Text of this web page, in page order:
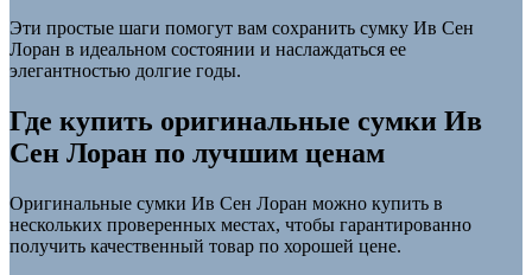
Эти простые шаги помогут вам сохранить сумку Ив Сен
Лоран в идеальном состоянии и наслаждаться ее
элегантностью долгие годы.
Где купить оригинальные сумки Ив
Сен Лоран по лучшим ценам
Оригинальные сумки Ив Сен Лоран можно купить в
нескольких проверенных местах, чтобы гарантированно
получить качественный товар по хорошей цене.